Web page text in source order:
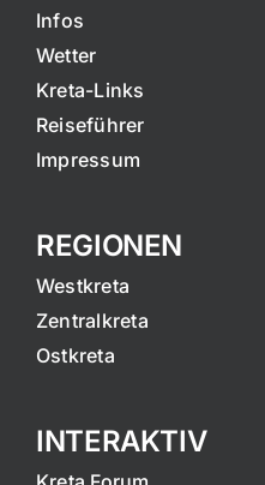
Infos
Wetter
Kreta-Links
Reiseführer
Impressum
REGIONEN
Westkreta
Zentralkreta
Ostkreta
INTERAKTIV